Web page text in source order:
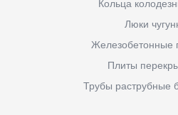
Кольца
Люки
Железобетонные
Плиты
Трубы раструбные